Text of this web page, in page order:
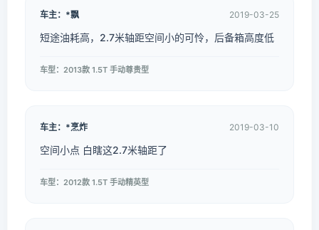
车主：*飘 2019-03-25
短途油耗高，2.7米轴距空间小的可怜，后备箱高度低
车型：2013款 1.5T 手动尊贵型
车主：*烹炸 2019-03-10
空间小点 白瞎这2.7米轴距了
车型：2012款 1.5T 手动精英型